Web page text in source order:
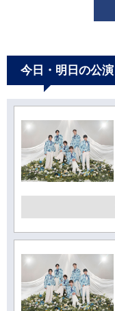
今日・明日の公演